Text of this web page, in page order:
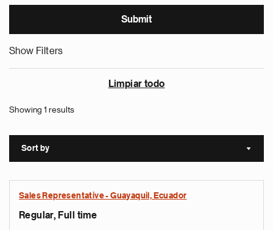
Show Filters
Limpiar todo
Showing 1 results
Sort by Sort
Sales Representative - Guayaquil, Ecuador
Regular, Full time